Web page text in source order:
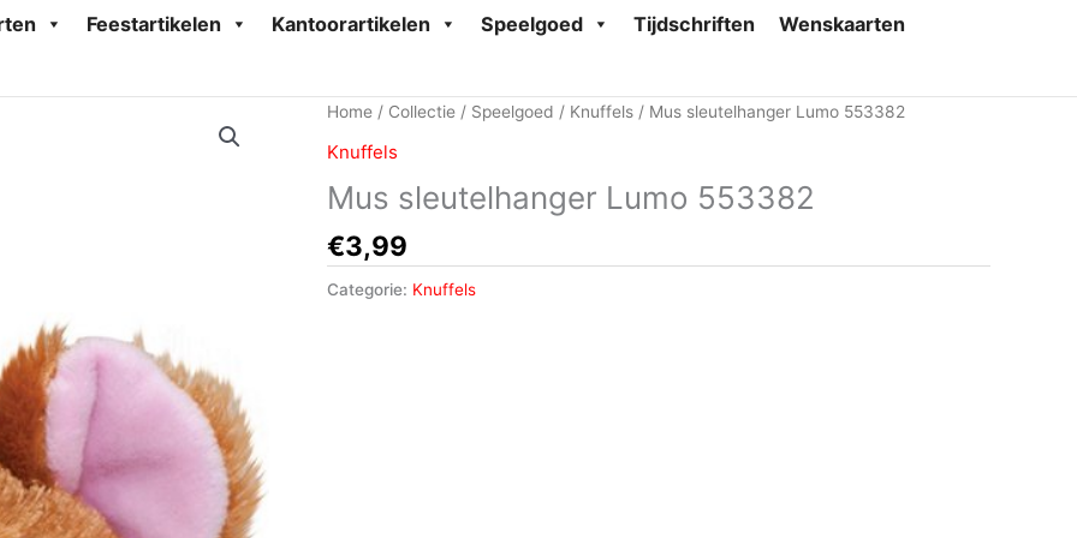
Feestartikelen Kantoorartikelen Speelgoed Tijdschriften
Wenskaarten
Home / Collectie / Speelgoed / Knuffels / Mus sleutelhanger Lumo 553382
Knuffels
Mus sleutelhanger Lumo 553382
€3,99
Categorie: Knuffels